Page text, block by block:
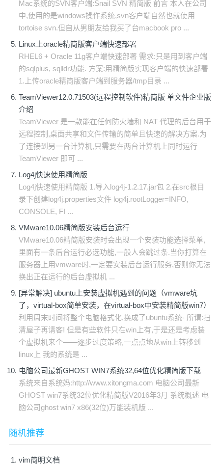
Mac系统的SVN客户端:Snail SVN 精简版 前言 本人在公司
中,使用的是windows操作系统,svn客户端自然也就使用
tortoise svn.但自从男朋友给我买了台macbook pro ...
Linux上oracle精简版客户端快速部署
RHEL6 + Oracle 11g客户端快速部署 需求:只是用到客户端
的sqlplus, sqlldr功能. 方案:用精简版实现客户端的快速部署
1.上传oracle精简版客户端到服务器/tmp目录 ...
TeamViewer12.0.71503(远程控制软件)精简版 单文件企业版
介绍
TeamViewer 是一款能在任何防火墙和 NAT 代理的后台用于
远程控制,桌面共享和文件传输的简单且快速的解决方案.为
了连接到另一台计算机,只需要在两台计算机上同时运行
TeamViewer 即可 ...
Log4j快速使用精简版
Log4j快速使用精简版 1.导入log4j-1.2.17.jar包 2.在src根目
录下创建log4j.properties文件 log4j.rootLogger=INFO,
CONSOLE, FI ...
VMware10.06精简版安装后台运行
VMware10.06精简版安装时会出现一个安装功能选择菜单,
里面有一条后台运行必选功能,一般人会跳过条.当你打算在
服务器上用vmware时,一定要安装后台运行服务,否则你无法
换出正在运行的后台虚拟机 ...
[异常解决] ubuntu上安装虚拟机遇到的问题（vmware坑
了，virtual-box简单安装，在virtual-box中安装精简版win7）
利用周末时间将整个电脑格式化,换成了ubuntu系统- 所谓:扫
清屋子再请客! 但是有些软件只在win上有,于是还是考虑装
个虚拟机来个——逐步过度策略,一点点地从win上转移到
linux上 我的系统是 ...
电脑公司最新GHOST WIN7系统32,64位优化精简版下载
系统来自系统妈:http://www.xitongma.com 电脑公司最新
GHOST win7系统32位优化精简版V2016年3月 系统概述 电
脑公司ghost win7 x86(32位)万能装机版 ...
随机推荐
vim简明文档